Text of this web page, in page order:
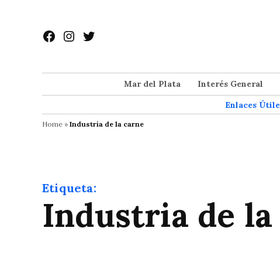
contenido
Facebook
Instagram
Twitter
Mar del Plata Interés General
Enlaces
Home » Industria de la carne
Etiqueta:
Industria de